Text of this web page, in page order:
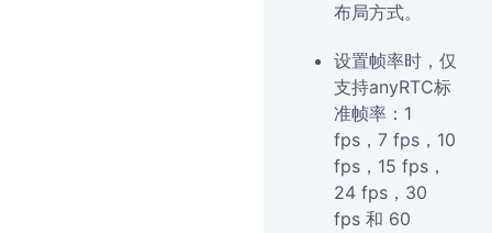
布局方式。
设置帧率时，仅
支持anyRTC标
准帧率：1
fps，7 fps，10
fps，15 fps，
24 fps，30
fps 和 60